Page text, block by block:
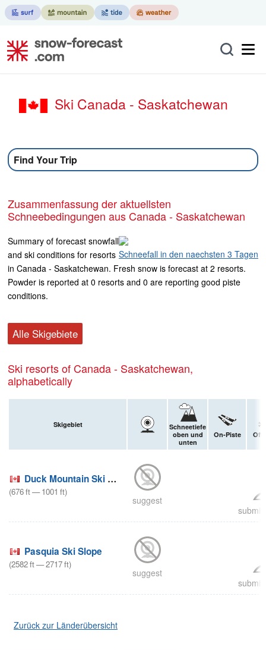
Ski Canada - Saskatchewan
Find Your Trip
Zusammenfassung der aktuellsten
Schneebedingungen aus Canada - Saskatchewan
Schneefall in den naechsten 3 Tagen
Summary of forecast snowfall
and ski conditions for resorts
in Canada - Saskatchewan. Fresh snow is forecast at 2 resorts.
Powder is reported at 0 resorts and 0 are reporting good piste
conditions.
Alle Skigebiete
Ski resorts of Canada - Saskatchewan,
alphabetically
Skigebiet
Schneetiefe
oben und
unten
On-Piste Off
Duck Mountain Ski Area
(676ft—1001 ft)
suggest
submit
Pasquia Ski Slope
(2582ft—2717ft)
suggest
submit
Zurück zur Länderübersicht